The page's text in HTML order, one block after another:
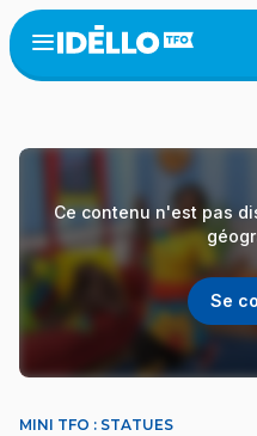
Aller
au
contenu
Open
menu
Ce contenu n'est pas
Se
MINI TFO : STATUES